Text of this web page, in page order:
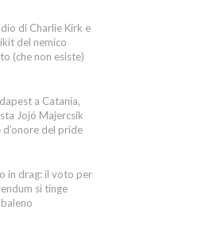
di Charlie Kirk e
del nemico
(che non esiste)
a Catania,
Jojó Majercsik
d’onore del pride
in drag: il voto per
si tinge